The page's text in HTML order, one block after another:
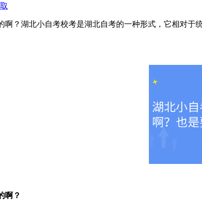
啊？湖北小自考校考是湖北自考的一种形式，它相对
啊？